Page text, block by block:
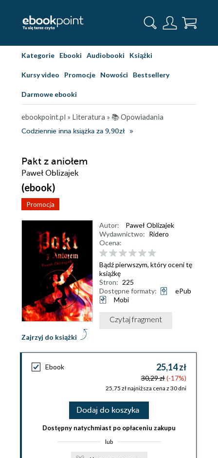
Kategorie Ebooki Audiobooki Książki
Kursy video Promocje Nowości Bestsellery
Darmowe ebooki
ebookpoint.pl » Literatura » 📚 Opowiadania
Codziennie inna książka za 9,90zł
Pakt z aniołem
Paweł Oblizajek
(ebook)
Promocja
Zajrzyj do książki
Autor:
Paweł Oblizajek
Wydawnictwo: Ridero
Ocena:
Bądź pierwszym, który oceni tę
książkę
Stron: 225
Dostępne formaty:
ePub
Mobi
Czytaj fragment
Ebook 25,14 zł
30,29 zł(-17%)
25,75 zł najniższa cena z 30 dni
Dodaj do koszyka
Dostępny natychmiast po opłaceniu zakupu
lub